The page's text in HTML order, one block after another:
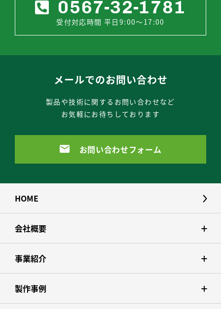
0567-32-1781
受付対応時間 平日9:00～17:00
メールでのお問い合わせ
製品や技術に関するお問い合わせなど
お気軽にお待ちしております
お問い合わせフォーム
HOME
会社概要
事業紹介
製作事例